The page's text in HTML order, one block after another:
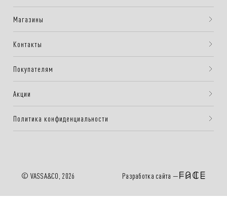
Магазины
Контакты
Покупателям
Акции
Политика конфиденциальности
© VASSA&CO, 2026 Разработка сайта —